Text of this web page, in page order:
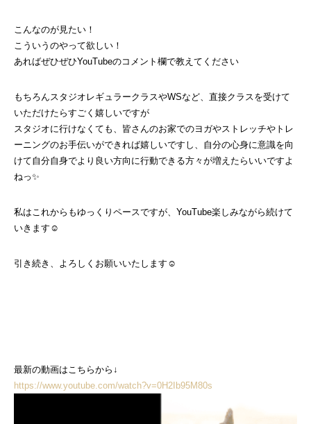
こんなのが見たい！
こういうのやって欲しい！
あればぜひぜひYouTubeのコメント欄で教えてください
もちろんスタジオレギュラークラスやWSなど、直接クラスを受けて
いただけたらすごく嬉しいですが
スタジオに行けなくても、皆さんのお家でのヨガやストレッチやトレ
ーニングのお手伝いができれば嬉しいですし、自分の心身に意識を向
けて自分自身でより良い方向に行動できる方々が増えたらいいですよ
ねっ✨
私はこれからもゆっくりペースですが、YouTube楽しみながら続けて
いきます☺︎
引き続き、よろしくお願いいたします☺
最新の動画はこちらから↓
https://www.youtube.com/watch?v=0H2Ib95M80s